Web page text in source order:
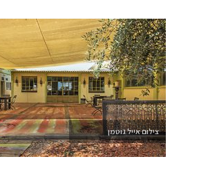
צילום אייל גוטמן